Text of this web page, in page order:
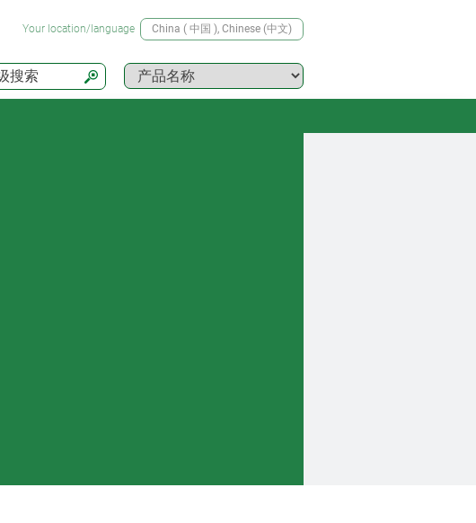
搜索
Your location/language China ( 中国 ), Chinese (中文)